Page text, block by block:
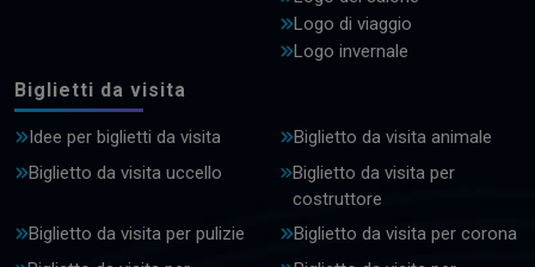
Logo di viaggio
Logo invernale
Biglietti da visita
Idee per biglietti da visita
Biglietto da visita animale
Biglietto da visita uccello
Biglietto da visita per
costruttore
Biglietto da visita per pulizie
Biglietto da visita per corona